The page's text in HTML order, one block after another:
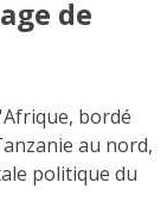
de
bordé
au nord,
politique du